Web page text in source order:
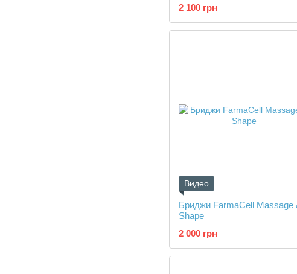
2 100 грн
Видео
Бриджи FarmaCell Massage
Shape
2 000 грн